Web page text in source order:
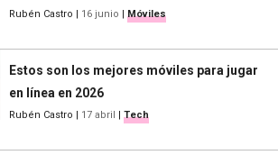
Rubén Castro | 16 junio | Móviles
Estos son los mejores móviles para jugar
en línea en 2026
Rubén Castro | 17 abril | Tech